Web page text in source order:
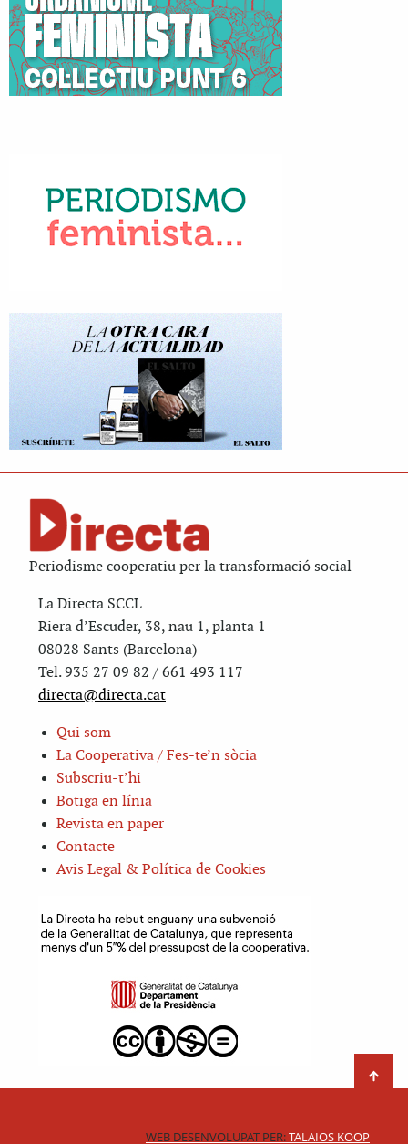
Periodisme cooperatiu per la transformació social
La Directa SCCL
Riera d’Escuder, 38, nau 1, planta 1
08028 Sants (Barcelona)
Tel. 935 27 09 82 / 661 493 117
directa@directa.cat
Qui som
La Cooperativa / Fes-te’n sòcia
Subscriu-t’hi
Botiga en línia
Revista en paper
Contacte
Avis Legal & Política de Cookies
WEB DESENVOLUPAT PER:TALAIOS KOOP